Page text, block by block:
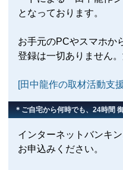
となっております。
お手元のPCやスマホか
登録は一切ありません
[田中龍作の取材活動支
＊ご自宅から何時でも、24時間
インターネットバンキ
お申込みください。